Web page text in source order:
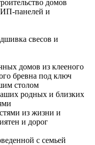
домов
панелей и
свесов и
домов из клееного
бревна под ключ
столом
родных и близких
из жизни и
и дорог
с семьей